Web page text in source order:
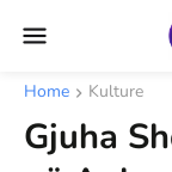
Home Kulture
Gjuha